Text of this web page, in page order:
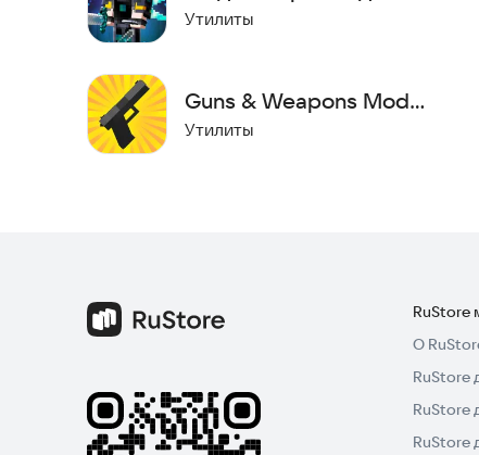
перемещаться критически важно. Чтобы не
модифицированную еду.
Попробуйте установить этот мод прямо
Майнкрафт ПЕ
Утилиты
Guns & Weapons Mod
Minecraft
Утилиты
RuStore
О
RuStore
RuStore
RuStore